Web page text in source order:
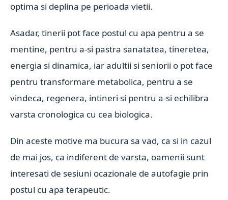
optima si deplina pe perioada vietii.
Asadar, tinerii pot face postul cu apa pentru a se
mentine, pentru a-si pastra sanatatea, tineretea,
energia si dinamica, iar adultii si seniorii o pot face
pentru transformare metabolica, pentru a se
vindeca, regenera, intineri si pentru a-si echilibra
varsta cronologica cu cea biologica.
Din aceste motive ma bucura sa vad, ca si in cazul
de mai jos, ca indiferent de varsta, oamenii sunt
interesati de sesiuni ocazionale de autofagie prin
postul cu apa terapeutic.